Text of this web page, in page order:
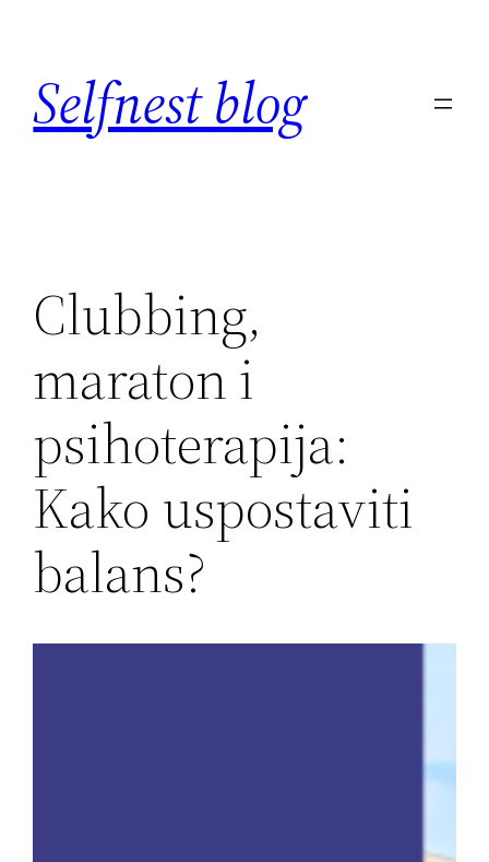
content
Selfnest blog
Clubbing,
maraton i
psihoterapija:
Kako uspostaviti
balans?